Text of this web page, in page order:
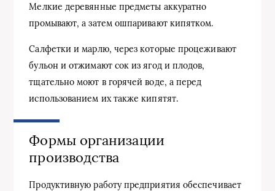
Мелкие деревянные предметы аккуратно
промывают, а затем ошпаривают кипятком.
Салфетки и марлю, через которые процеживают
бульон и отжимают сок из ягод и плодов,
тщательно моют в горячей воде, а перед
использованием их также кипятят.
Формы организации
производства
Продуктивную работу предприятия обеспечивает